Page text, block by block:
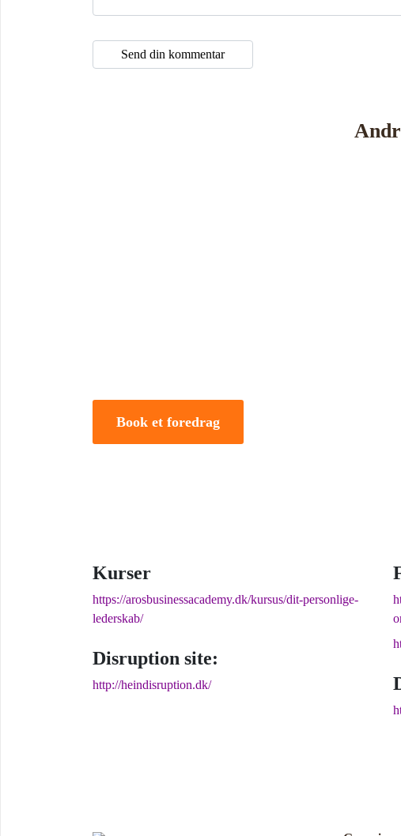
Book et foredrag
Kurser
https://arosbusinessacademy.dk/kursus/dit-personlige-
lederskab/
Disruption site:
http://heindisruption.dk/